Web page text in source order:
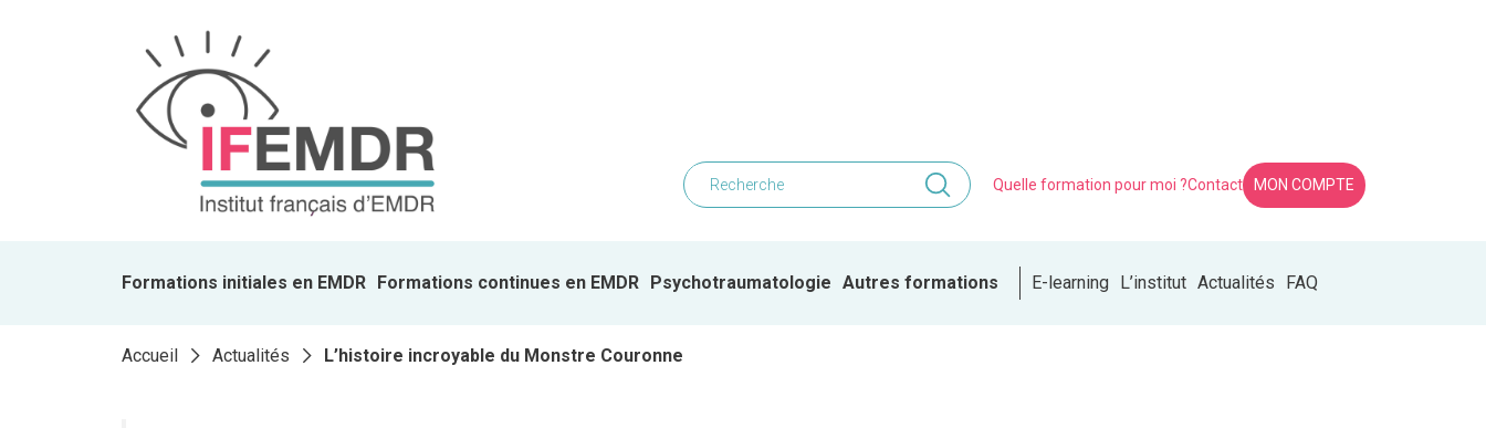
Quelle formation pour moi ?Contact MON COMPTE
Formations initiales en EMDR Formations continues en EMDR Psychotraumatologie Autres formations E-learning L’institut Actualités FAQ
Accueil Actualités L’histoire incroyable du Monstre Couronne